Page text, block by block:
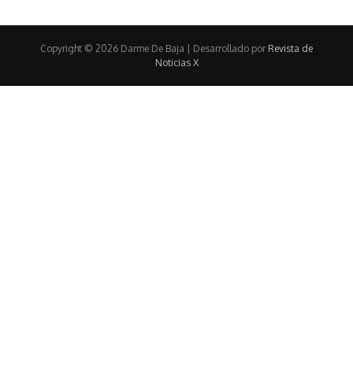
Copyright © 2026 Darme De Baja | Desarrollado por Revista de
Noticias X